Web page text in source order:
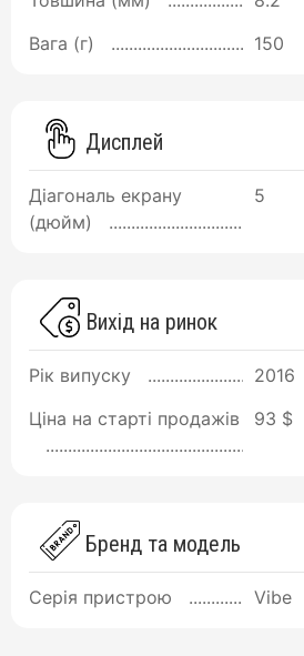
Вага (г)
150
Дисплей
Діагональ екрану
(дюйм)
5
Вихід на ринок
Рік випуску
2016
Ціна на старті продажів
93 $
Бренд та модель
Серія пристрою Vibe